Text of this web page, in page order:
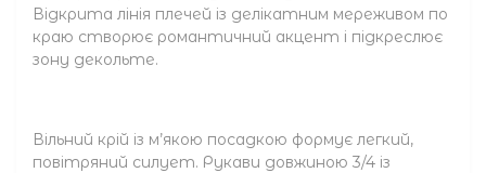
Відкрита лінія плечей із делікатним мереживом по
краю створює романтичний акцент і підкреслює
зону декольте.
Вільний крій із м’якою посадкою формує легкий,
повітряний силует. Рукави довжиною 3/4 із